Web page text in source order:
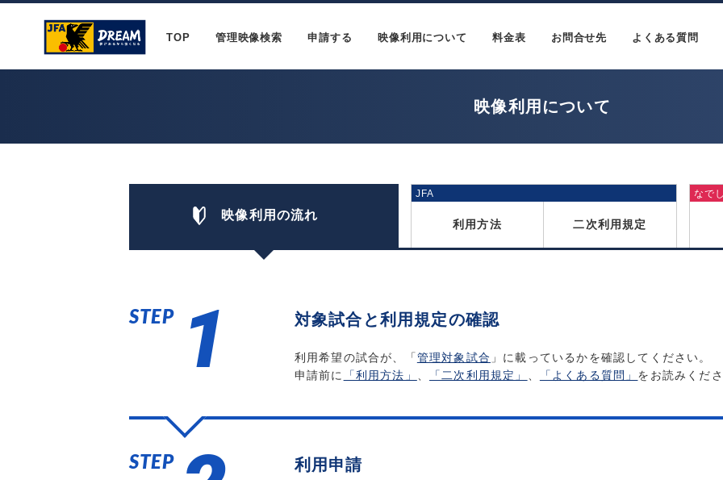
TOP 管理映像検索 申請する 映像利用について 料金表 お問合せ先 よくある質問
映像利用について
映像利用の流れ
JFA
利用方法 二次利用規定
なで
STEP 1 対象試合と利用規定の確認
利用希望の試合が、「管理対象試合 」に載っているかを確認してください。
申請前に
「利用方法」 「二次利用規定」 「よくある質問」 をお読みくださ
STEP 利用申請